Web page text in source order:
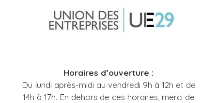
Horaires d’ouverture :
Du lundi après-midi au vendredi 9h à 12h et de
14h à 17h. En dehors de ces horaires, merci de